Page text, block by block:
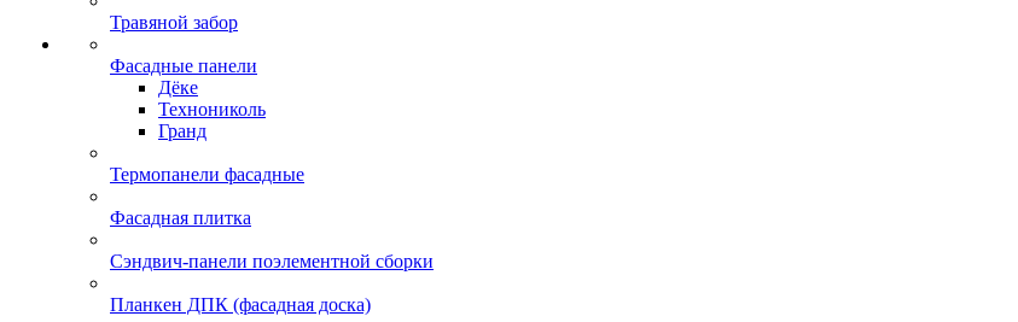
Травяной забор
Фасадные панели
Дёке
Технониколь
Гранд
Термопанели фасадные
Фасадная плитка
Сэндвич-панели поэлементной сборки
Планкен ДПК (фасадная доска)